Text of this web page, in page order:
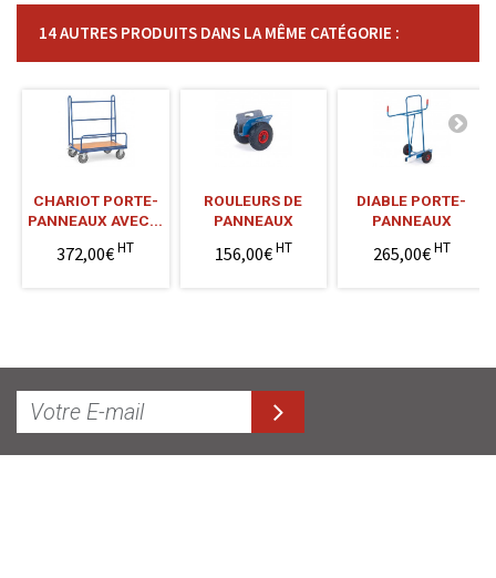
14 AUTRES PRODUITS DANS LA MÊME CATÉGORIE :
CHARIOT PORTE-
PANNEAUX AVEC...
372,00€HT
ROULEURS DE
PANNEAUX
156,00€HT
DIABLE PORTE-
PANNEAUX
265,00€HT